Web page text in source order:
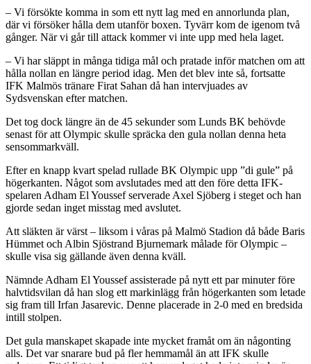
– Vi försökte komma in som ett nytt lag med en annorlunda plan,
där vi försöker hålla dem utanför boxen. Tyvärr kom de igenom två
gånger. När vi går till attack kommer vi inte upp med hela laget.
– Vi har släppt in många tidiga mål och pratade inför matchen om att
hålla nollan en längre period idag. Men det blev inte så, fortsatte
IFK Malmös tränare Firat Sahan då han intervjuades av
Sydsvenskan efter matchen.
Det tog dock längre än de 45 sekunder som Lunds BK behövde
senast för att Olympic skulle spräcka den gula nollan denna heta
sensommarkväll.
Efter en knapp kvart spelad rullade BK Olympic upp ”di gule” på
högerkanten. Något som avslutades med att den före detta IFK-
spelaren Adham El Youssef serverade Axel Sjöberg i steget och han
gjorde sedan inget misstag med avslutet.
Att släkten är värst – liksom i våras på Malmö Stadion då både Baris
Hümmet och Albin Sjöstrand Bjurnemark målade för Olympic –
skulle visa sig gällande även denna kväll.
Nämnde Adham El Youssef assisterade på nytt ett par minuter före
halvtidsvilan då han slog ett markinlägg från högerkanten som letade
sig fram till Irfan Jasarevic. Denne placerade in 2-0 med en bredsida
intill stolpen.
Det gula manskapet skapade inte mycket framåt om än någonting
alls. Det var snarare bud på fler hemmamål än att IFK skulle